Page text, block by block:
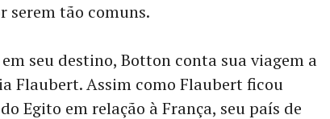
serem tão comuns.
seu destino, Botton conta sua viagem a
Flaubert. Assim como Flaubert ficou
Egito em relação à França, seu país de